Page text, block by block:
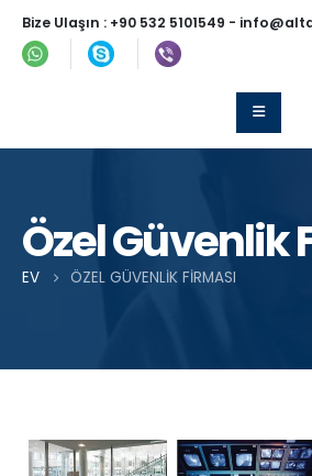
Bize Ulaşın : +90 532 5101549 -
Özel Güvenlik
EV ÖZEL GÜVENLIK FIRMASI